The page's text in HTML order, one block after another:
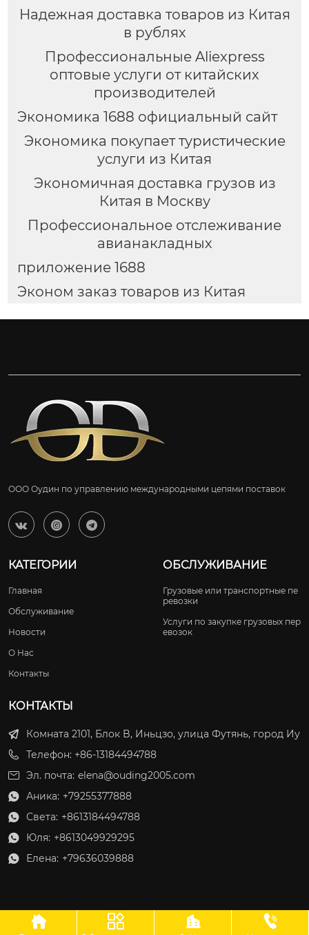
Надежная доставка товаров из Китая
в рублях
Профессиональные Aliexpress
оптовые услуги от китайских
производителей
Экономика 1688 официальный сайт
Экономика покупает туристические
услуги из Китая
Экономичная доставка грузов из
Китая в Москву
Профессиональное отслеживание
авианакладных
приложение 1688
Эконом заказ товаров из Китая
ООО Оудин по управлению международными цепями поставок
  
КАТЕГОРИИ
Главная
Обслуживание
Новости
О Нас
Контакты
ОБСЛУЖИВАНИЕ
Грузовые или транспортные пе
ревозки
Услуги по закупке грузовых пер
евозок
КОНТАКТЫ
Комната 2101, Блок B, Иньцзо, улица Футянь, город Иу
Телефон: +86-13184494788
Эл. почта: elena@ouding2005.com
 Аника: +79255377888
 Света: +8613184494788
 Юля: +8613049929295
 Елена: +79636039888
   